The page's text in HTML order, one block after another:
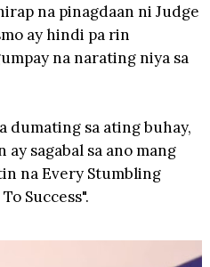
na pinagdaan ni Judge
ay hindi pa rin
na narating niya sa
dumating sa ating buhay,
sagabal sa ano mang
na Every Stumbling
Success".